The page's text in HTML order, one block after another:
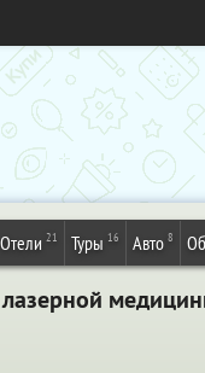
Отели 21 Туры 16 Авто 8